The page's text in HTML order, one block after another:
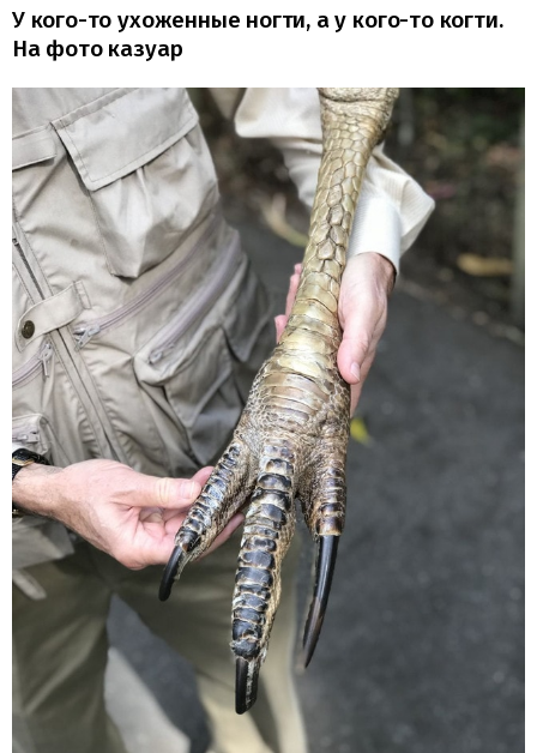
У кого-то ухоженные ногти, а у кого-то когти.
На фото казуар